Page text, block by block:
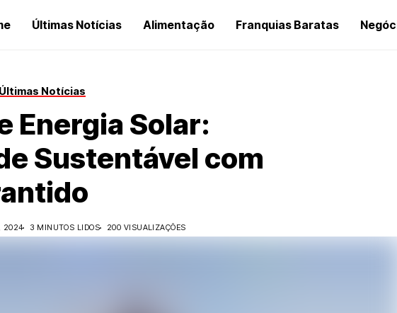
Últimas Notícias Alimentação Franquias Baratas
Últimas Notícias
Energia Solar:
Sustentável com
2024 3 MINUTOS LIDOS 200 VISUALIZAÇÕES